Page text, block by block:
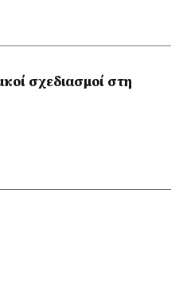
σχεδιασμοί στη